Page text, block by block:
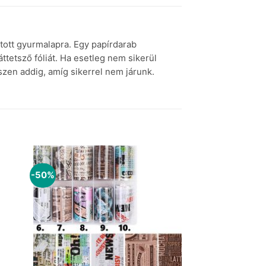
gyurmalapra. Egy papírdarab
fóliát. Ha esetleg nem sikerül
addig, amíg sikerrel nem járunk.
-50%